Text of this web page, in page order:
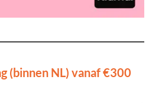
(binnen NL) vanaf €300